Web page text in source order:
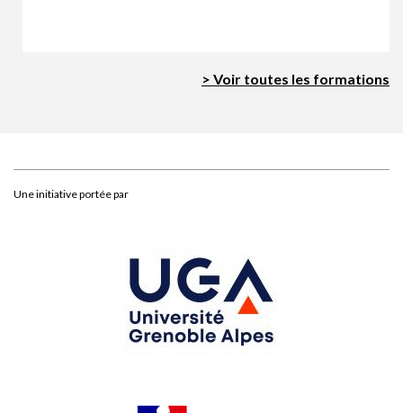
> Voir toutes les formations
Une initiative portée par